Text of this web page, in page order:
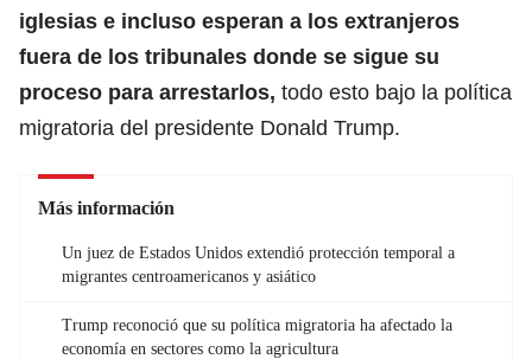
iglesias e incluso esperan a los extranjeros
fuera de los tribunales donde se sigue su
proceso para arrestarlos, todo esto bajo la política
migratoria del presidente Donald Trump.
Más información
Un juez de Estados Unidos extendió protección temporal a
migrantes centroamericanos y asiático
Trump reconoció que su política migratoria ha afectado la
economía en sectores como la agricultura